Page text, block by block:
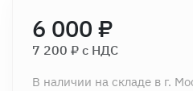
6 000 ₽
7 200 ₽ c НДС
В наличии на складе в г.